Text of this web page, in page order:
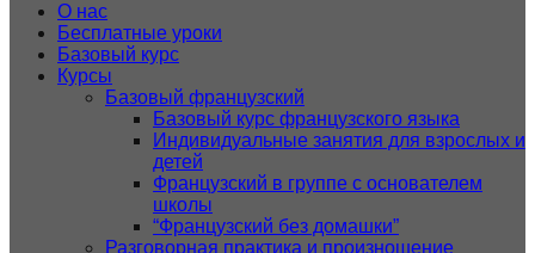
О нас
Бесплатные уроки
Базовый курс
Курсы
Базовый французский
Базовый курс французского языка
Индивидуальные занятия для взрослых и
детей
Французский в группе с основателем
школы
“Французский без домашки”
Разговорная практика и произношение